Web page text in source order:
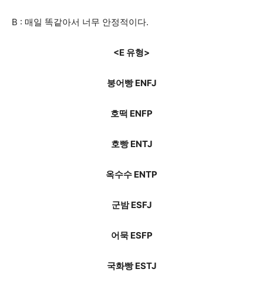
B : 매일 똑같아서 너무 안정적이다.
<E 유형>
붕어빵 ENFJ
호떡 ENFP
호빵 ENTJ
옥수수 ENTP
군밤 ESFJ
어묵 ESFP
국화빵 ESTJ